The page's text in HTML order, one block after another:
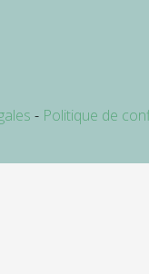
Politique de